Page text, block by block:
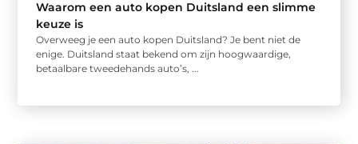
Waarom een auto kopen Duitsland een slimme
keuze is
Overweeg je een auto kopen Duitsland? Je bent niet de
enige. Duitsland staat bekend om zijn hoogwaardige,
betaalbare tweedehands auto’s, ...